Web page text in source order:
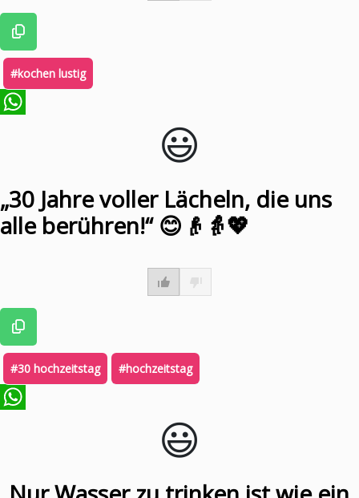
#kochen lustig
😃️
„30 Jahre voller Lächeln, die uns
alle berühren!“ 😊👴👵💖
#30 hochzeitstag #hochzeitstag
😃️